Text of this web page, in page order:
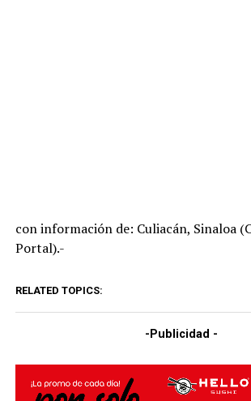
con información de: Culiacán, Sinaloa
Portal).-
RELATED TOPICS:
-Publicidad -